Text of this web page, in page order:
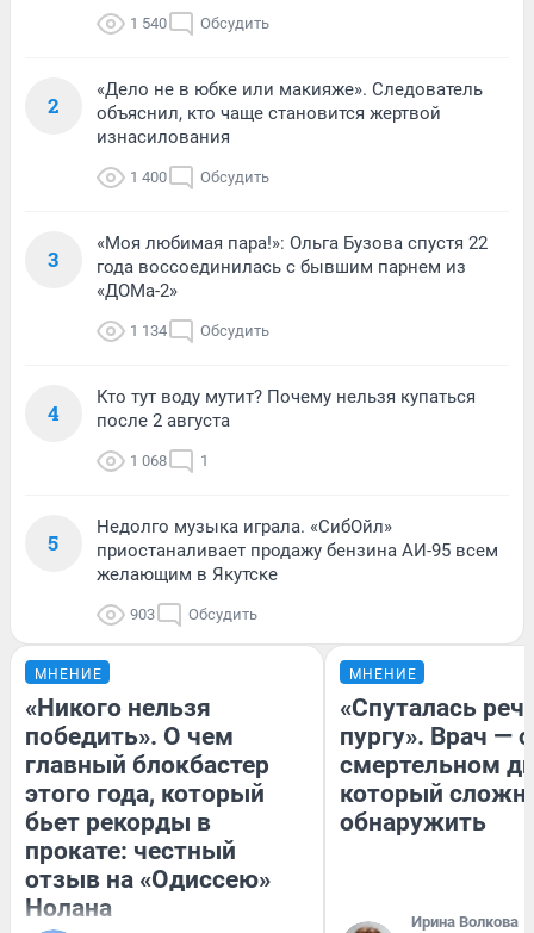
1 540 Обсудить
2
«Дело не в юбке или макияже». Следователь
объяснил, кто чаще становится жертвой
изнасилования
1 400 Обсудить
3
«Моя любимая пара!»: Ольга Бузова спустя 22
года воссоединилась с бывшим парнем из
«ДОМа-2»
1 134 Обсудить
4
Кто тут воду мутит? Почему нельзя купаться
после 2 августа
1 068 1
5
Недолго музыка играла. «СибОйл»
приостаналивает продажу бензина АИ-95 всем
желающим в Якутске
903 Обсудить
МНЕНИЕ
«Никого нельзя
победить». О чем
главный блокбастер
этого года, который
бьет рекорды в
прокате: честный
отзыв на «Одиссею»
Нолана
МНЕНИЕ
«Спуталась
пургу». Врач — о
смертельном
который
обнаружить
Ирина Волкова